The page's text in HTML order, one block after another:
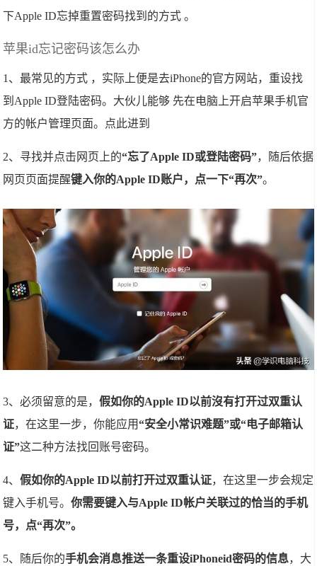
下Apple ID忘掉重置密码找到的方式 。
苹果id忘记密码该怎么办
1、最常见的方式 ，实际上便是去iPhone的官方网站，重设找
到Apple ID登陆密码。大伙儿能够 先在电脑上开启苹果手机官
方的帐户管理页面。点此进到
2、寻找并点击网页上的“忘了Apple ID或登陆密码”，随后依据
网页页面提醒键入你的Apple ID账户，点一下“再次”。
3、必须留意的是，假如你的Apple ID以前沒有打开过双重认
证，在这里一步，你能应用“安全小常识难题”或“电子邮箱认
证”这二种方法找回账号密码。
4、假如你的Apple ID以前打开过双重认证，在这里一步会规定
键入手机号。你需要键入与Apple ID帐户关联过的恰当的手机
号，点“再次”。
5、随后你的手机会消息推送一条重设iPhoneid密码的信息，大